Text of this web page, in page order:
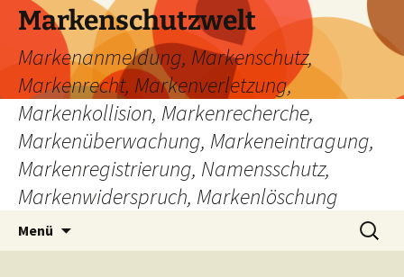
Zum
Inhalt
springen
Markenschutzwelt
Markenanmeldung, Markenschutz,
Markenrecht, Markenverletzung,
Markenkollision, Markenrecherche,
Markenüberwachung, Markeneintragung,
Markenregistrierung, Namensschutz,
Markenwiderspruch, Markenlöschung
Menü
Suchen
nach: